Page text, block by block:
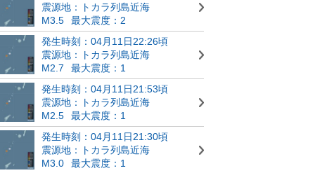
震源地：トカラ列島近海
M3.5
最大震度：2
発生時刻：04月11日22:26頃
震源地：トカラ列島近海
M2.7
最大震度：1
発生時刻：04月11日21:53頃
震源地：トカラ列島近海
M2.5
最大震度：1
発生時刻：04月11日21:30頃
震源地：トカラ列島近海
M3.0
最大震度：1